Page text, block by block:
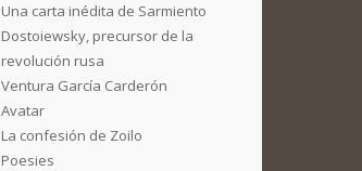
Una carta inédita de Sarmiento
Dostoiewsky, precursor de la
revolución rusa
Ventura García Carderón
Avatar
La confesión de Zoilo
Poesies